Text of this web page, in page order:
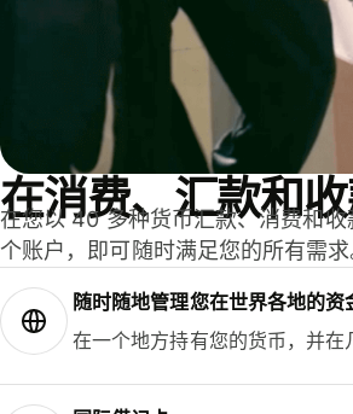
在消费、汇款和
在您以 40 多种货币汇款、消费和
个账户，即可随时满足您的所有需求
随时随地管理您在世界各地的资
在一个地方持有您的货币，并在